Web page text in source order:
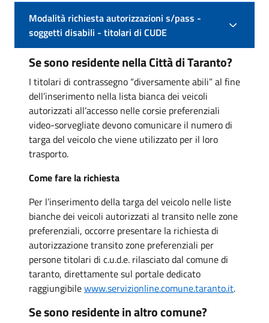
Modalità richiesta autorizzazioni s/pass -
soggetti disabili - titolari di CUDE
Se sono residente nella Città di Taranto?
I titolari di contrassegno “diversamente abili” al fine
dell’inserimento nella lista bianca dei veicoli
autorizzati all’accesso nelle corsie preferenziali
video-sorvegliate devono comunicare il numero di
targa del veicolo che viene utilizzato per il loro
trasporto.
Come fare la richiesta
Per l’inserimento della targa del veicolo nelle liste
bianche dei veicoli autorizzati al transito nelle zone
preferenziali, occorre presentare la richiesta di
autorizzazione transito zone preferenziali per
persone titolari di c.u.d.e. rilasciato dal comune di
taranto, direttamente sul portale dedicato
raggiungibilewww.servizionline.comune.taranto.it.
Se sono residente in altro comune?